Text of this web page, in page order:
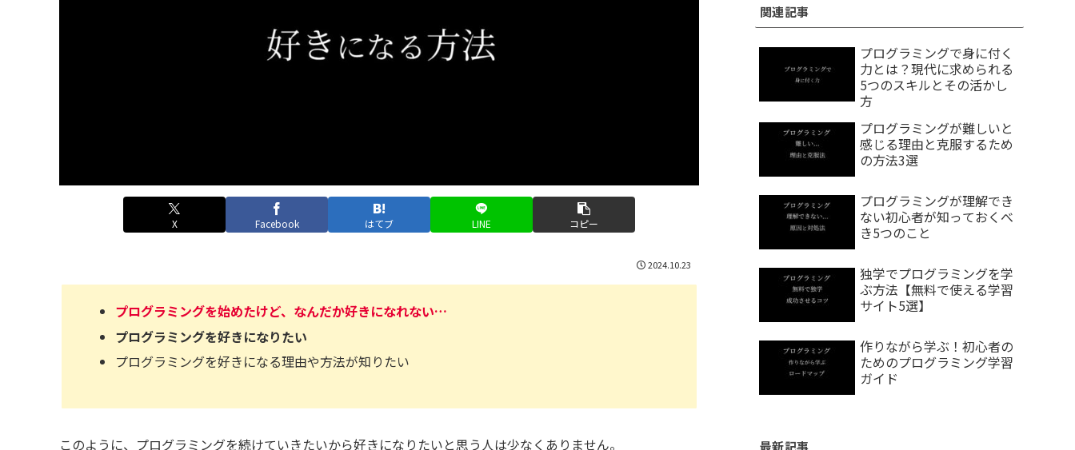
X Facebook はてブ LINE コピー
2024.10.23
プログラミングを始めたけど、なんだか好きになれない…
プログラミングを好きになりたい
プログラミングを好きになる理由や方法が知りたい
このように、プログラミングを続けていきたいから好きになりたいと思う人は少なくありません。
関連記事
プログラミングで身に付く
力とは？現代に求められる
5つのスキルとその活かし
方
プログラミングが難しいと
感じる理由と克服するため
の方法3選
プログラミングが理解でき
ない初心者が知っておくべ
き5つのこと
独学でプログラミングを学
ぶ方法【無料で使える学習
サイト5選】
作りながら学ぶ！初心者の
ためのプログラミング学習
ガイド
最新記事